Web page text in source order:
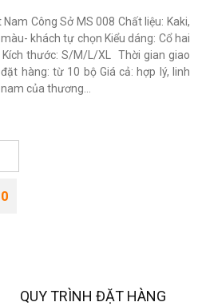
Công Sở MS 008 Chất liệu: Kaki,
khách tự chọn Kiểu dáng: Cổ hai
thước: S/M/L/XL Thời gian giao
hàng: từ 10 bộ Giá cả: hợp lý, linh
của thương...
QUY TRÌNH ĐẶT HÀNG